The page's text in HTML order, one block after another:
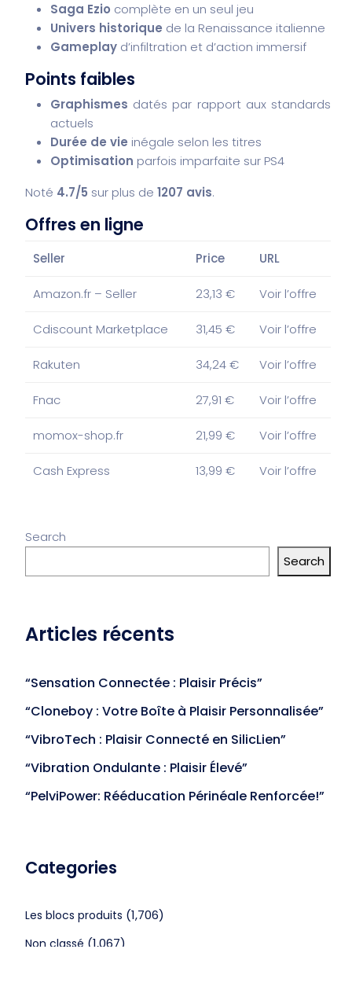
Saga Ezio complète en un seul jeu
Univers historique de la Renaissance italienne
Gameplay d’infiltration et d’action immersif
Points faibles
Graphismes datés par rapport aux standards
actuels
Durée de vie inégale selon les titres
Optimisation parfois imparfaite sur PS4
Noté 4.7/5 sur plus de 1207 avis.
Offres en ligne
Seller Price URL
Amazon.fr – Seller 23,13 € Voir l’offre
Cdiscount Marketplace 31,45 € Voir l’offre
Rakuten 34,24 € Voir l’offre
Fnac 27,91 € Voir l’offre
momox-shop.fr 21,99 € Voir l’offre
Cash Express 13,99 € Voir l’offre
Search
Search
Articles récents
“Sensation Connectée : Plaisir Précis”
“Cloneboy : Votre Boîte à Plaisir Personnalisée”
“VibroTech : Plaisir Connecté en SilicLien”
“Vibration Ondulante : Plaisir Élevé”
“PelviPower: Rééducation Périnéale Renforcée!”
Categories
Les blocs produits (1,706)
Non classé (1,067)